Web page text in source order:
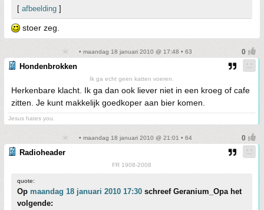
[ afbeelding ]
stoer zeg.
• maandag 18 januari 2010 @ 17:48 • 63
Hondenbrokken
Ik ga echt geen katten voeren.
Herkenbare klacht. Ik ga dan ook liever niet in een kroeg of cafe
zitten. Je kunt makkelijk goedkoper aan bier komen.
Jesus hates you.
• maandag 18 januari 2010 @ 21:01 • 64
Radioheader
FR 1908-2008
quote:
Op maandag 18 januari 2010 17:30 schreef Geranium_Opa het
volgende: